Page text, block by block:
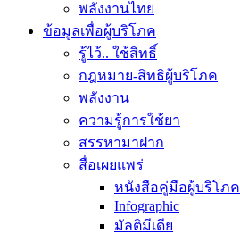
พลังงานไทย
ข้อมูลเพื่อผู้บริโภค
รู้ไว้.. ใช้สิทธิ์
กฎหมาย-สิทธิผู้บริโภค
พลังงาน
ความรู้การใช้ยา
สรรหามาฝาก
สื่อเผยแพร่
หนังสือคู่มือผู้บริโภค
Infographic
มัลติมีเดีย